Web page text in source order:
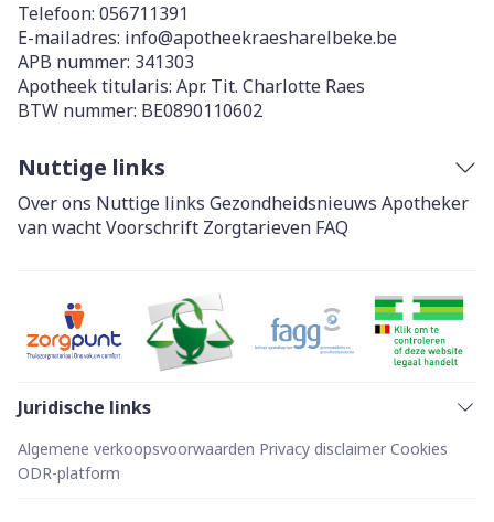
Telefoon: 056711391
E-mailadres: info@apotheekraesharelbeke.be
APB nummer: 341303
Apotheek titularis: Apr. Tit. Charlotte Raes
BTW nummer: BE0890110602
Nuttige links
Over ons Nuttige links Gezondheidsnieuws Apotheker
van wachtVoorschrift Zorgtarieven FAQ
Juridische links
Algemene verkoopsvoorwaarden Privacy disclaimer Cookies
ODR-platform